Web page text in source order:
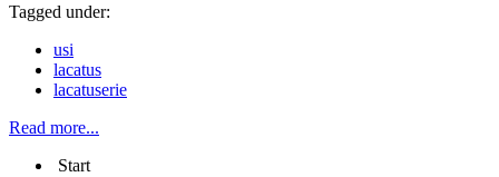
Tagged under:
usi
lacatus
lacatuserie
Read more...
Start